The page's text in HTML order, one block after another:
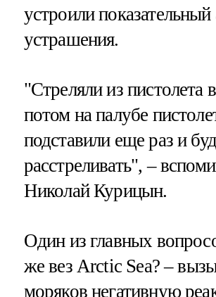
устроили показательный
устрашения.
"Стреляли из пистолета
потом на палубе
подставили еще раз и
расстреливать", –
Николай Курицын.
Один из главных
же вез Arctic Sea? –
моряков негативную